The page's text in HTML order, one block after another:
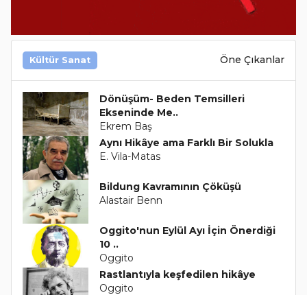
Kültür Sanat Öne Çıkanlar
Dönüşüm- Beden Temsilleri
Ekseninde Me..
Ekrem Baş
Aynı Hikâye ama Farklı Bir Solukla
E. Vila-Matas
Bildung Kavramının Çöküşü
Alastair Benn
Oggito'nun Eylül Ayı İçin Önerdiği
10 ..
Oggito
Rastlantıyla keşfedilen hikâye
Oggito